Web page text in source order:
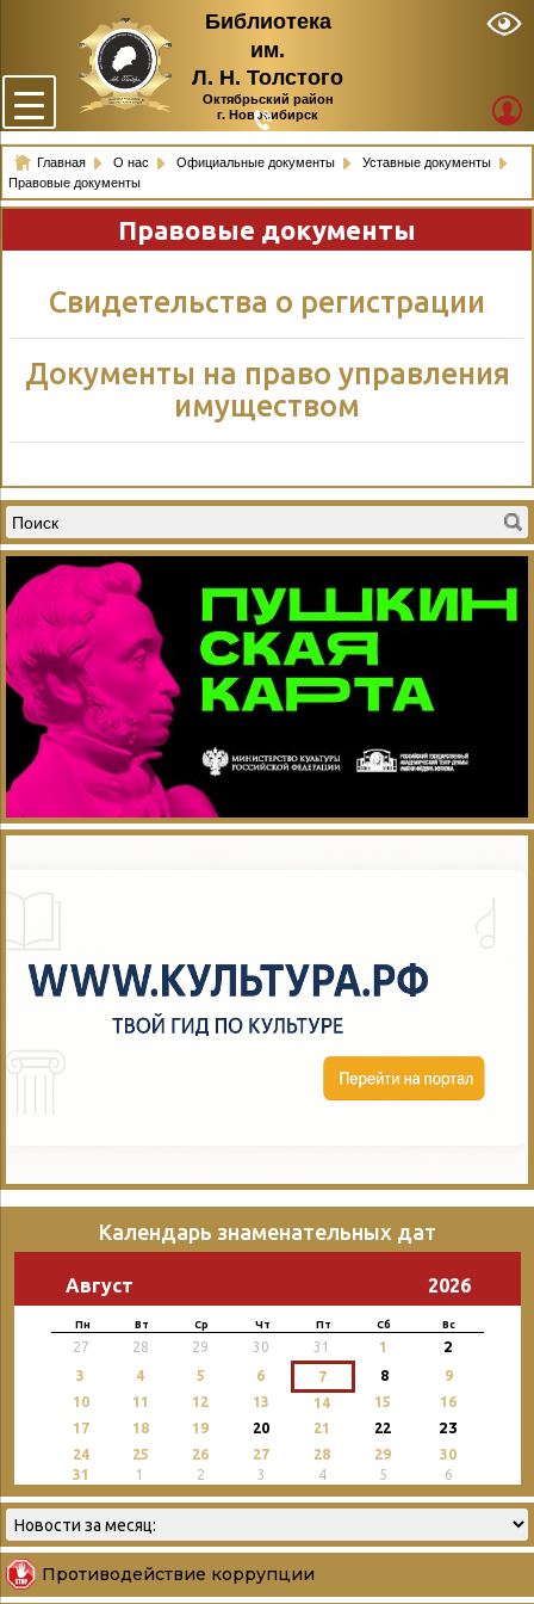
Библиотека
им.
Л. Н. Толстого
Октябрьский район
г. Новосибирск
Главная О нас Официальные документы
Уставные документы
Правовые документы
Правовые документы
Свидетельства о регистрации
Документы на право управления
имуществом
Календарь знаменательных дат
Август 2026
Пн Вт Ср Чт Пт Сб Вс
27 28 29 30 31 1 2
3 4 5 6 7 8
9
10
11 12 13 14 15
16
17
18 19 20 21 22 23
24 25 26 27 28 29
30
31
1 2 3 4 5 6
Противодействие коррупции